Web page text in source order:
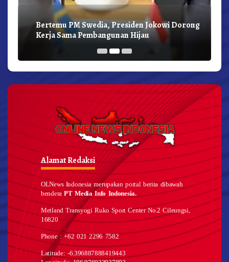
Bertemu PM Swedia, Presiden Jokowi Dorong
Kerja Sama Pembangunan Hijau
Alamat Redaksi
OLNews Indonesia merupakan portal berita dibawah
benderaPT Media Info Indonesia.
Metland Transyogi Ruko Sport Center No.2 Cileungsi,
16820
Phone : +62 021 2296 7582
Latitude: -6.396887888419443